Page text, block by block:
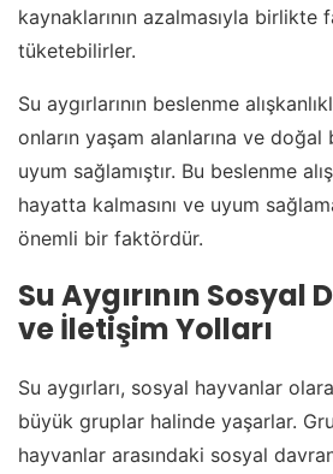
kaynaklarının azalmasıyla birlikte
tüketebilirler.
Su aygırlarının beslenme
onların yaşam alanlarına ve doğal
uyum sağlamıştır. Bu beslenme
hayatta kalmasını ve uyum
önemli bir faktördür.
Su Aygırının Sosyal
ve İletişim Yolları
Su aygırları, sosyal hayvanlar
büyük gruplar halinde yaşarlar.
hayvanlar arasındaki sosyal